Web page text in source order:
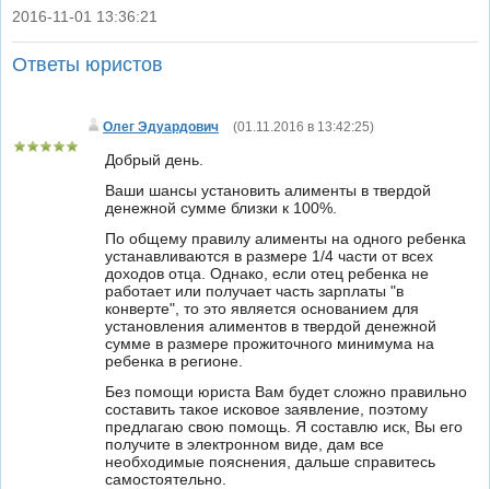
|
2016-11-01 13:36:21
Ответы юристов
Олег Эдуардович (01.11.2016 в 13:42:25)
Добрый день.
Ваши шансы установить алименты в твердой
денежной сумме близки к 100%.
По общему правилу алименты на одного ребенка
устанавливаются в размере 1/4 части от всех
доходов отца. Однако, если отец ребенка не
работает или получает часть зарплаты "в
конверте", то это является основанием для
установления алиментов в твердой денежной
сумме в размере прожиточного минимума на
ребенка в регионе.
Без помощи юриста Вам будет сложно правильно
составить такое исковое заявление, поэтому
предлагаю свою помощь. Я составлю иск, Вы его
получите в электронном виде, дам все
необходимые пояснения, дальше справитесь
самостоятельно.